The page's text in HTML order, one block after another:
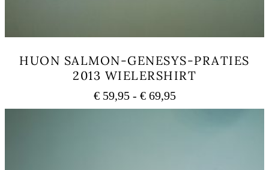
HUON SALMON-GENESYS-PRATIES
2013 WIELERSHIRT
€59,95 - €69,95Prijsklasse:
€ 59,95